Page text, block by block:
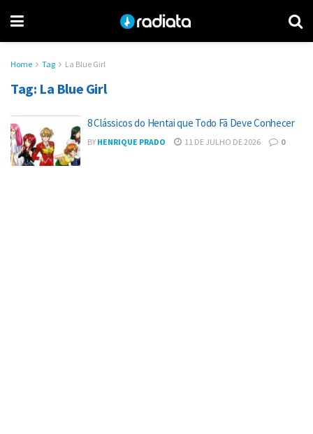
Home Tag La Blue Girl
Tag: La Blue Girl
8 Clássicos do Hentai que Todo Fã Deve Conhecer
BY HENRIQUE PRADO 11 DE JULHO DE 2026 0